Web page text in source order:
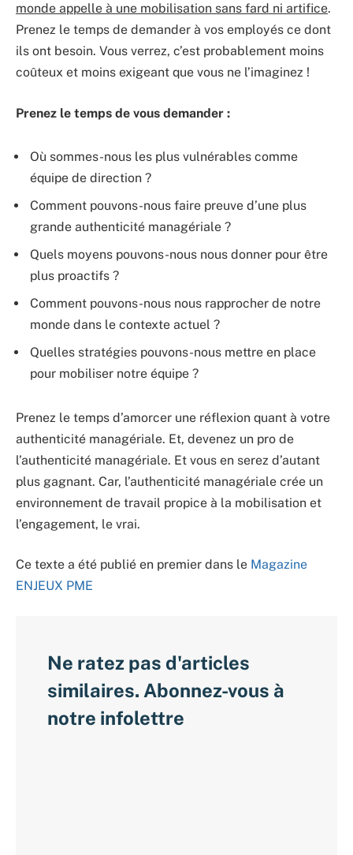
monde appelle à une mobilisation sans fard ni artifice.
Prenez le temps de demander à vos employés ce dont
ils ont besoin. Vous verrez, c’est probablement moins
coûteux et moins exigeant que vous ne l’imaginez !
Prenez le temps de vous demander :
Où sommes-nous les plus vulnérables comme
équipe de direction ?
Comment pouvons-nous faire preuve d’une plus
grande authenticité managériale ?
Quels moyens pouvons-nous nous donner pour être
plus proactifs ?
Comment pouvons-nous nous rapprocher de notre
monde dans le contexte actuel ?
Quelles stratégies pouvons-nous mettre en place
pour mobiliser notre équipe ?
Prenez le temps d’amorcer une réflexion quant à votre
authenticité managériale. Et, devenez un pro de
l’authenticité managériale. Et vous en serez d’autant
plus gagnant. Car, l’authenticité managériale crée un
environnement de travail propice à la mobilisation et
l’engagement, le vrai.
Ce texte a été publié en premier dans le Magazine
ENJEUX PME
Ne ratez pas d'articles
similaires. Abonnez-vous à
notre infolettre